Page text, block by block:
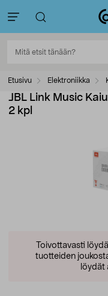
Etusivu Elektroniikka
JBL Link Music
2 kpl
Toivottavasti
tuotteiden
löydät